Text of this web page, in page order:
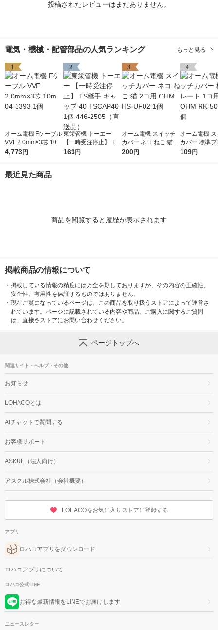
投稿されたレビューはまだありません。
電気・機械・配管部品の人気ランキング もっと見る
1
オーム電機 Fケーブル
VVF 2.0mm×3芯 10m
04-3393 1個
4,773円
2
東栄管機 トーエー
【一時受注停止】 TS
継手 キャップ 40 TSC
163円
3
オーム電機 スイッチ
カバー ネコ ねこ 猫 2
コ用 OHM HS-UF02 1
200円
4
オーム電機
カバー 標準
1コ用 白
109円
最近見た商品
商品を閲覧すると履歴が表示されます
掲載商品の情報について
・ 掲載している情報の精度には万全を期しておりますが、その内容の正確性、
安全性、有用性を保証するものではありません。
・ 現在ご覧になっているページは、この商品を取り扱うストアによって運営さ
れています。ページに記載されている内容や商品、ご購入に関するご質問
は、直接各ストアにお問い合わせください。
ページトップへ
関連サイト・ヘルプ・その他
お知らせ
LOHACOとは
AIチャットで質問する
お客様サポート
ASKUL（法人向け）
アスクル株式会社（会社概要）
LOHACOをお気に入りストアに登録する
アプリ
ロハコアプリをダウンロード
ロハコアプリについて
ロハコ公式LINE
お得な最新情報をLINEでお届けします
ニュースレター